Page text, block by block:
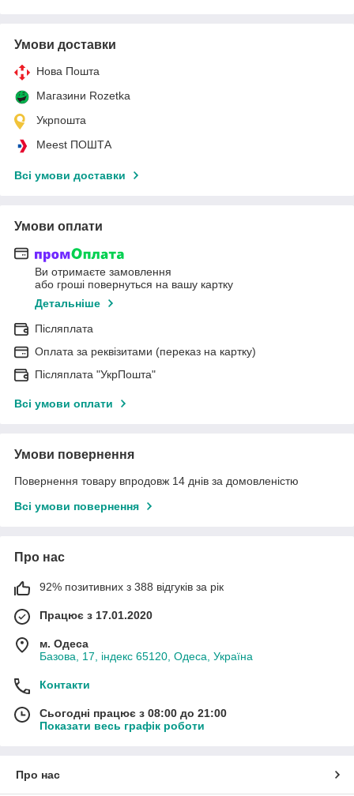
Умови доставки
Нова Пошта
Магазини Rozetka
Укрпошта
Meest ПОШТА
Всі умови доставки
Умови оплати
Ви отримаєте замовлення
або гроші повернуться на вашу картку
Детальніше
Післяплата
Оплата за реквізитами (переказ на картку)
Післяплата "УкрПошта"
Всі умови оплати
Умови повернення
Повернення товару впродовж 14 днів за домовленістю
Всі умови повернення
Про нас
92% позитивних з 388 відгуків за рік
Працює з 17.01.2020
м. Одеса
Базова, 17, індекс 65120, Одеса, Україна
Контакти
Сьогодні працює з 08:00 до 21:00
Показати весь графік роботи
Про нас